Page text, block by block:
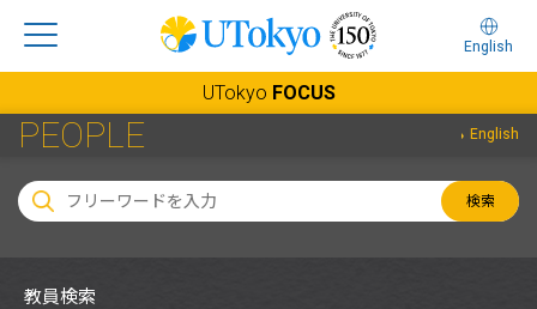
English
UTokyo FOCUS
PEOPLE English
検索
教員検索